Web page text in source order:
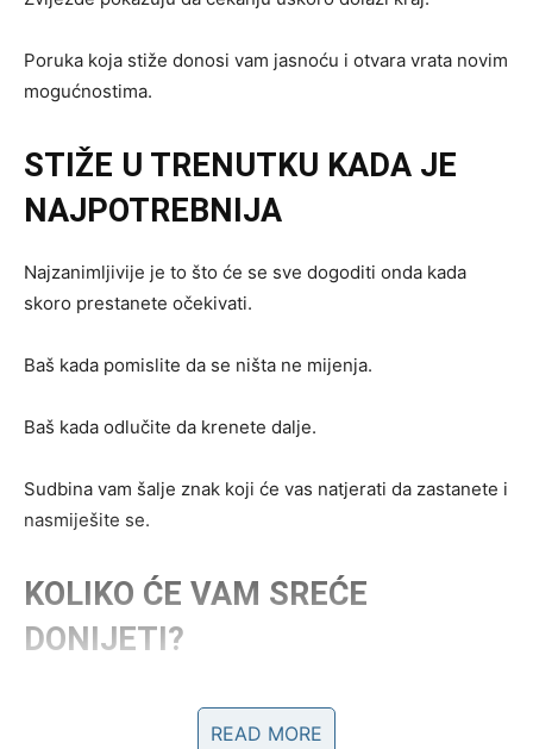
Poruka koja stiže donosi vam jasnoću i otvara vrata novim
mogućnostima.
STIŽE U TRENUTKU KADA JE
NAJPOTREBNIJA
Najzanimljivije je to što će se sve dogoditi onda kada
skoro prestanete očekivati.
Baš kada pomislite da se ništa ne mijenja.
Baš kada odlučite da krenete dalje.
Sudbina vam šalje znak koji će vas natjerati da zastanete i
nasmiješite se.
KOLIKO ĆE VAM SREĆE
DONIJETI?
READ MORE